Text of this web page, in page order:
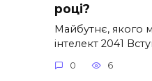
році?
Майбутнє, якого
інтелект 2041
0 6